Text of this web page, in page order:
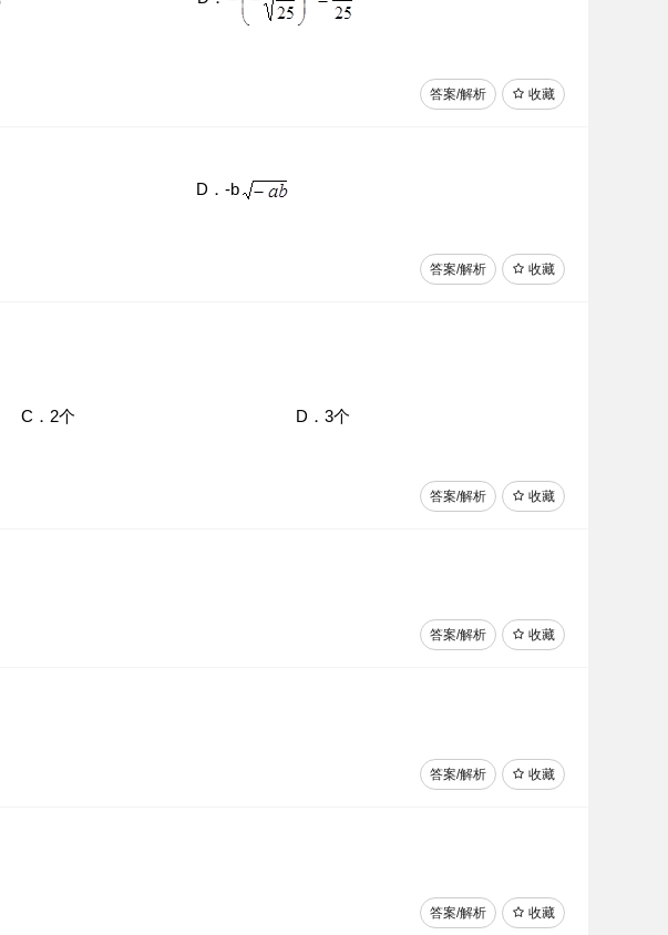
收藏
答案/解析
D．-b
收藏
答案/解析
C．2个 D．3个
收藏
答案/解析
收藏
答案/解析
收藏
答案/解析
收藏
答案/解析